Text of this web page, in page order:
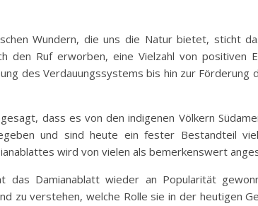
Wundern, die uns die Natur bietet, sticht
Ruf erworben, eine Vielzahl von positiven
des Verdauungssystems bis hin zur Förderung
dass es von den indigenen Völkern
und sind heute ein fester Bestandteil
wird von vielen als bemerkenswert
Damianablatt wieder an Popularität
zu verstehen, welche Rolle sie in der heutigen